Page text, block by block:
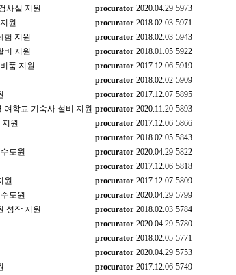
사실 지원 procurator 2020.04.29 5973
원 procurator 2018.02.03 5971
험 지원 procurator 2018.02.03 5943
비 지원 procurator 2018.01.05 5922
품 지원 procurator 2017.12.06 5919
procurator 2018.02.02 5909
procurator 2017.12.07 5895
여학교 기숙사 설비 지원 procurator 2020.11.20 5893
원 procurator 2017.12.06 5866
procurator 2018.02.05 5843
도원 procurator 2020.04.29 5822
procurator 2017.12.06 5818
원 procurator 2017.12.07 5809
도원 procurator 2020.04.29 5799
성작 지원 procurator 2018.02.03 5784
procurator 2020.04.29 5780
procurator 2018.02.05 5771
procurator 2020.04.29 5753
procurator 2017.12.06 5749